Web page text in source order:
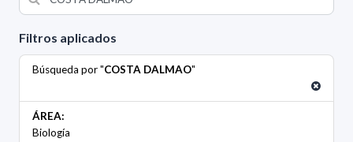
Filtros aplicados
Búsqueda por "COSTA DALMAO"
ÁREA:
Biología